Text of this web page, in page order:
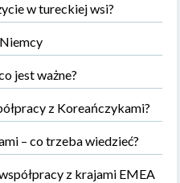
w tureckiej wsi?
jest ważne?
z Koreańczykami?
– co trzeba wiedzieć?
z krajami EMEA